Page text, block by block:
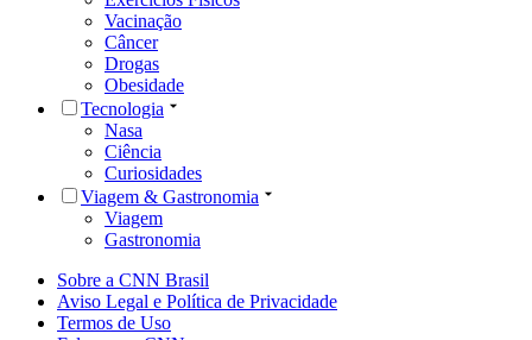
Vacinação
Câncer
Drogas
Obesidade
Tecnologia
Nasa
Ciência
Curiosidades
Viagem & Gastronomia
Viagem
Gastronomia
Sobre a CNN Brasil
Aviso Legal e Política de Privacidade
Termos de Uso